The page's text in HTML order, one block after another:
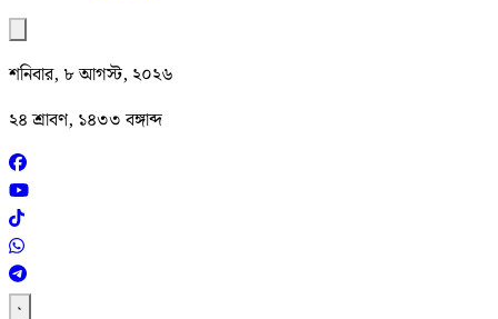
শনিবার, ৮ আগস্ট, ২০২৬
২৪ শ্রাবণ, ১৪৩৩ বঙ্গাব্দ